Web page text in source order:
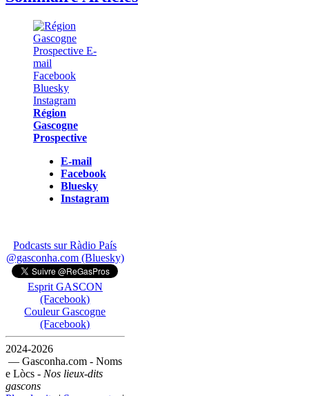
Région
Gascogne
Prospective
E-mail
Facebook
Bluesky
Instagram
Podcasts sur Ràdio País
@gasconha.com (Bluesky)
Esprit GASCON
(Facebook)
Couleur Gascogne
(Facebook)
2024-2026
— Gasconha.com - Noms
e Lòcs - Nos lieux-dits
gascons